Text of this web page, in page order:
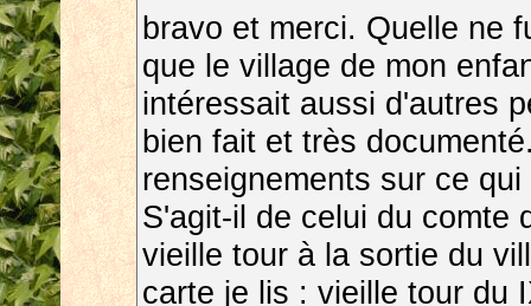
bravo et merci. Quelle ne
que le village de mon
intéressait aussi d'autres
bien fait et très
renseignements sur ce
S'agit-il de celui du comte
vieille tour à la sortie du
carte je lis : vieille tour du